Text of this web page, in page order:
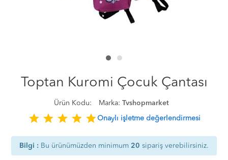
Toptan Kuromi Çocuk Çantası
Ürün Kodu: Marka: Tvshopmarket
star star star star starOnaylı işletme değerlendirmesi
Bilgi : Bu ürünümüzden minimum 20 sipariş verebilirsiniz.